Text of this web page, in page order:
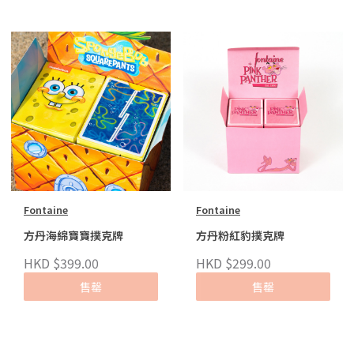
Fontaine
方丹海綿寶寶撲克牌
HKD $399.00
售罄
Fontaine
方丹粉紅豹撲克牌
HKD $299.00
售罄